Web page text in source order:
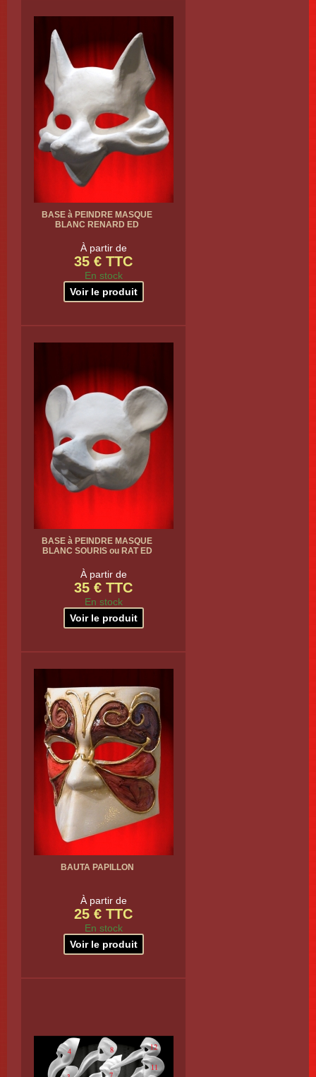
BASE à PEINDRE MASQUE
BLANC RENARD ED
À partir de
35 € TTC
En stock
Voir le produit
BASE à PEINDRE MASQUE
BLANC SOURIS ou RAT ED
À partir de
35 € TTC
En stock
Voir le produit
BAUTA PAPILLON
À partir de
25 € TTC
En stock
Voir le produit